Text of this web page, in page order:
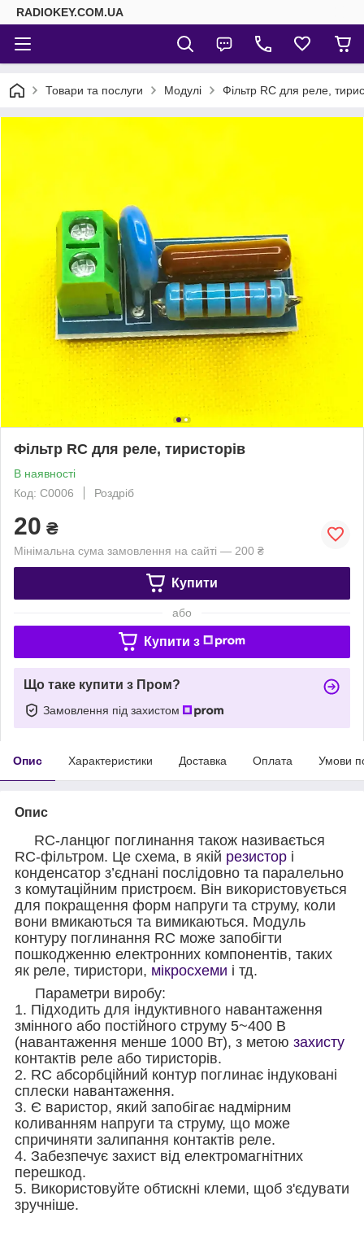
RADIOKEY.COM.UA
Товари та послуги Модулі Фільтр RC для реле,
Фільтр RC для реле, тиристорів
В наявності
Код: C0006
Роздріб
20 ₴
Мінімальна сума замовлення на сайті — 200 ₴
Купити
або
Купити з
Що таке купити з Пром?
Замовлення під захистом
Опис Характеристики Доставка Оплата Умови
Опис
RC-ланцюг поглинання також називається
RC-фільтром. Це схема, в якій резистор і
конденсатор з’єднані послідовно та паралельно
з комутаційним пристроєм. Він використовується
для покращення форм напруги та струму, коли
вони вмикаються та вимикаються. Модуль
контуру поглинання RC може запобігти
пошкодженню електронних компонентів, таких
як реле, тиристори, мікросхеми і тд.
Параметри виробу:
1. Підходить для індуктивного навантаження
змінного або постійного струму 5~400 В
(навантаження менше 1000 Вт), з метою захисту
контактів реле або тиристорів.
2. RC абсорбційний контур поглинає індуковані
сплески навантаження.
3. Є варистор, який запобігає надмірним
коливанням напруги та струму, що може
спричиняти залипання контактів реле.
4. Забезпечує захист від електромагнітних
перешкод.
5. Використовуйте обтискні клеми, щоб з'єдувати
зручніше.